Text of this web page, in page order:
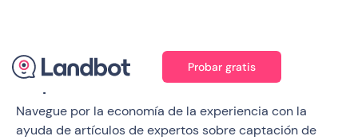
Probar gratis
Experiencia del cliente
Navegue por la economía de la experiencia con la
ayuda de artículos de expertos sobre captación de